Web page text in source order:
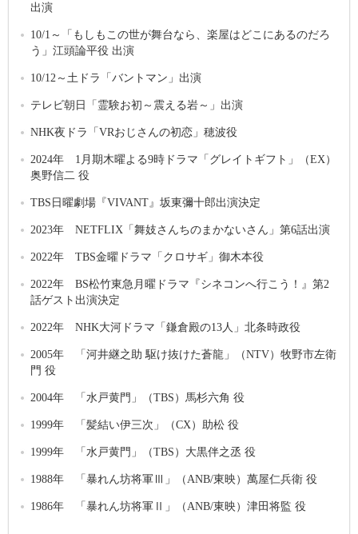
出演
10/1～「もしもこの世が舞台なら、楽屋はどこにあるのだろ
う」江頭論平役 出演
10/12～土ドラ「バントマン」出演
テレビ朝日「霊験お初～震える岩～」出演
NHK夜ドラ「VRおじさんの初恋」穂波役
2024年 1月期木曜よる9時ドラマ「グレイトギフト」（EX）
奥野信二 役
TBS日曜劇場『VIVANT』坂東彌十郎出演決定
2023年 NETFLIX「舞妓さんちのまかないさん」第6話出演
2022年 TBS金曜ドラマ「クロサギ」御木本役
2022年 BS松竹東急月曜ドラマ『シネコンへ行こう！』第2
話ゲスト出演決定
2022年 NHK大河ドラマ「鎌倉殿の13人」北条時政役
2005年 「河井継之助 駆け抜けた蒼龍」（NTV）牧野市左衛
門 役
2004年 「水戸黄門」（TBS）馬杉六角 役
1999年 「髪結い伊三次」（CX）助松 役
1999年 「水戸黄門」（TBS）大黒伴之丞 役
1988年 「暴れん坊将軍Ⅲ」（ANB/東映）萬屋仁兵衛 役
1986年 「暴れん坊将軍Ⅱ」（ANB/東映）津田将監 役